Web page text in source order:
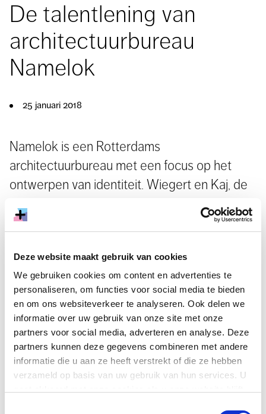
Deze website maakt gebruik van cookies
We gebruiken cookies om content en advertenties te
personaliseren, om functies voor social media te bieden
en om ons websiteverkeer te analyseren. Ook delen we
informatie over uw gebruik van onze site met onze
partners voor social media, adverteren en analyse. Deze
partners kunnen deze gegevens combineren met andere
informatie die u aan ze heeft verstrekt of die ze hebben
verzameld op basis van uw gebruik van hun services. U
De talentlening van
architectuurbureau
Namelok
25 januari 2018
Namelok is een Rotterdams
architectuurbureau met een focus op het
ontwerpen van identiteit. Wiegert en Kaj, de
mannen erachter, werken op alle niveaus, van
interieur tot gebiedsontwerp, en laten zich
‘To not be vanilla’. Om te professionaliseren
kregen ze eencultuurleningtoegekend.
Namelok wil de wereld vormgeven ‘op een manier die
net zo uniek, verrassend en stoutmoedig is als de
mens’. Wiegert vertelt over het ontstaan van het
bureau, eind 2014: ‘We studeerden Bouwkunde aan de
TU Delft en stoorden ons aan bepaalde ontwikkelingen
binnen de architectuur. Bijvoorbeeld dat voor veel